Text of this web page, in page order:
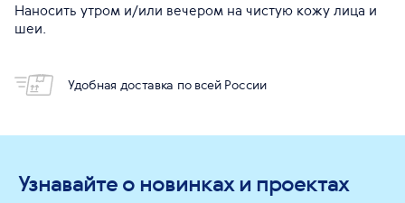
Наносить утром и/или вечером на чистую кожу лица и
шеи.
Удобная доставка по всей России
Узнавайте о новинках и проектах